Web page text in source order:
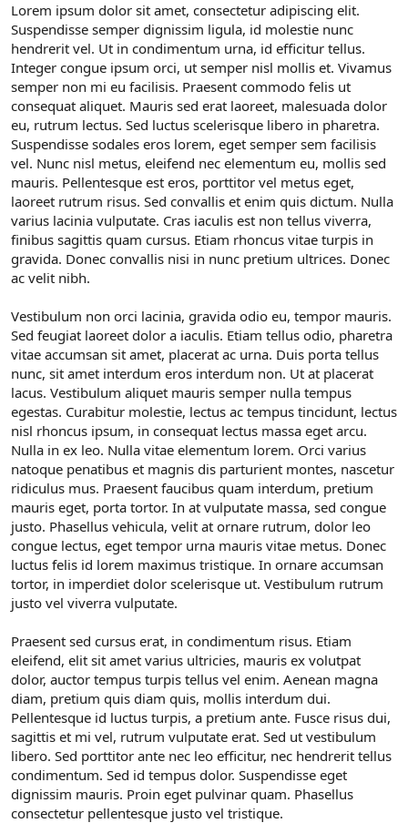
Lorem ipsum dolor sit amet, consectetur adipiscing elit.
Suspendisse semper dignissim ligula, id molestie nunc
hendrerit vel. Ut in condimentum urna, id efficitur tellus.
Integer congue ipsum orci, ut semper nisl mollis et. Vivamus
semper non mi eu facilisis. Praesent commodo felis ut
consequat aliquet. Mauris sed erat laoreet, malesuada dolor
eu, rutrum lectus. Sed luctus scelerisque libero in pharetra.
Suspendisse sodales eros lorem, eget semper sem facilisis
vel. Nunc nisl metus, eleifend nec elementum eu, mollis sed
mauris. Pellentesque est eros, porttitor vel metus eget,
laoreet rutrum risus. Sed convallis et enim quis dictum. Nulla
varius lacinia vulputate. Cras iaculis est non tellus viverra,
finibus sagittis quam cursus. Etiam rhoncus vitae turpis in
gravida. Donec convallis nisi in nunc pretium ultrices. Donec
ac velit nibh.
Vestibulum non orci lacinia, gravida odio eu, tempor mauris.
Sed feugiat laoreet dolor a iaculis. Etiam tellus odio, pharetra
vitae accumsan sit amet, placerat ac urna. Duis porta tellus
nunc, sit amet interdum eros interdum non. Ut at placerat
lacus. Vestibulum aliquet mauris semper nulla tempus
egestas. Curabitur molestie, lectus ac tempus tincidunt, lectus
nisl rhoncus ipsum, in consequat lectus massa eget arcu.
Nulla in ex leo. Nulla vitae elementum lorem. Orci varius
natoque penatibus et magnis dis parturient montes, nascetur
ridiculus mus. Praesent faucibus quam interdum, pretium
mauris eget, porta tortor. In at vulputate massa, sed congue
justo. Phasellus vehicula, velit at ornare rutrum, dolor leo
congue lectus, eget tempor urna mauris vitae metus. Donec
luctus felis id lorem maximus tristique. In ornare accumsan
tortor, in imperdiet dolor scelerisque ut. Vestibulum rutrum
justo vel viverra vulputate.
Praesent sed cursus erat, in condimentum risus. Etiam
eleifend, elit sit amet varius ultricies, mauris ex volutpat
dolor, auctor tempus turpis tellus vel enim. Aenean magna
diam, pretium quis diam quis, mollis interdum dui.
Pellentesque id luctus turpis, a pretium ante. Fusce risus dui,
sagittis et mi vel, rutrum vulputate erat. Sed ut vestibulum
libero. Sed porttitor ante nec leo efficitur, nec hendrerit tellus
condimentum. Sed id tempus dolor. Suspendisse eget
dignissim mauris. Proin eget pulvinar quam. Phasellus
consectetur pellentesque justo vel tristique.